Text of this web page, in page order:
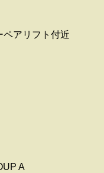
ペアリフト付近
A